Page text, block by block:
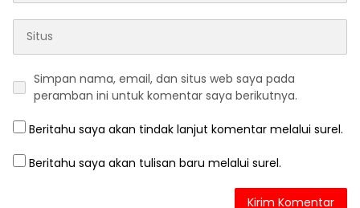
Simpan nama, email, dan situs web saya pada
peramban ini untuk komentar saya berikutnya.
Beritahu saya akan tindak lanjut komentar melalui surel.
Beritahu saya akan tulisan baru melalui surel.